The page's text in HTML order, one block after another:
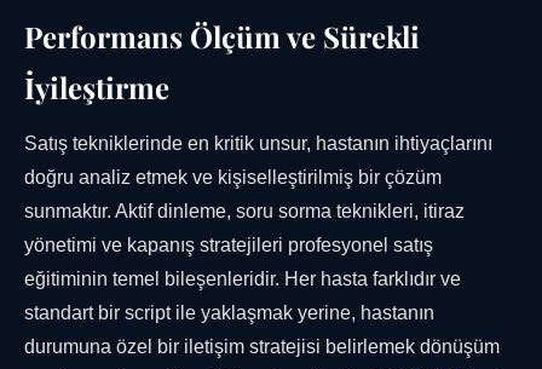
Performans Ölçüm ve Sürekli
İyileştirme
Satış tekniklerinde en kritik unsur, hastanın ihtiyaçlarını
doğru analiz etmek ve kişiselleştirilmiş bir çözüm
sunmaktır. Aktif dinleme, soru sorma teknikleri, itiraz
yönetimi ve kapanış stratejileri profesyonel satış
eğitiminin temel bileşenleridir. Her hasta farklıdır ve
standart bir script ile yaklaşmak yerine, hastanın
durumuna özel bir iletişim stratejisi belirlemek dönüşüm